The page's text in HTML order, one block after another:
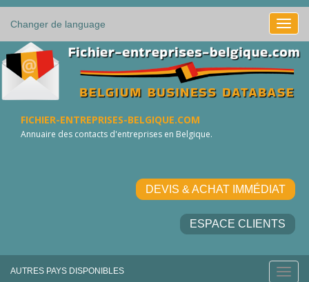
Changer de language
FICHIER-ENTREPRISES-BELGIQUE.COM
Annuaire des contacts d'entreprises en Belgique.
DEVIS & ACHAT IMMÉDIAT
ESPACE CLIENTS
AUTRES PAYS DISPONIBLES